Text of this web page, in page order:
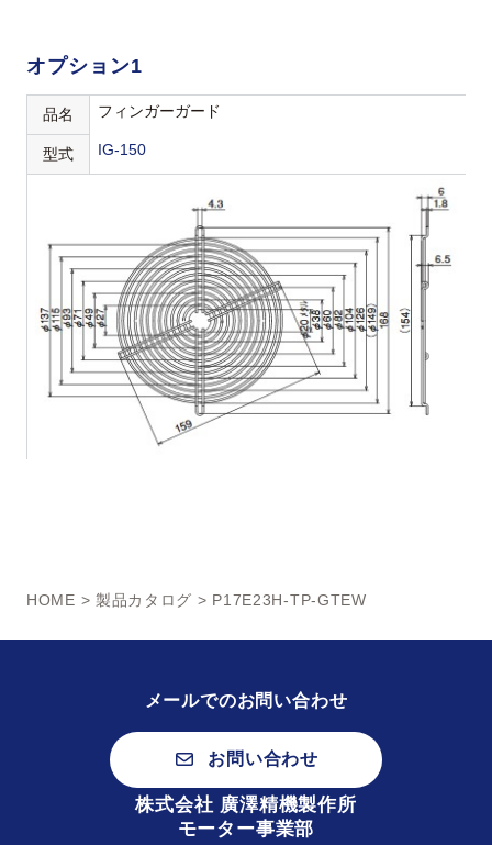
オプション1
品名 フィンガーガード
型式 IG-150
HOME > 製品カタログ > P17E23H-TP-GTEW
メールでのお問い合わせ
お問い合わせ
株式会社 廣澤精機製作所
モーター事業部